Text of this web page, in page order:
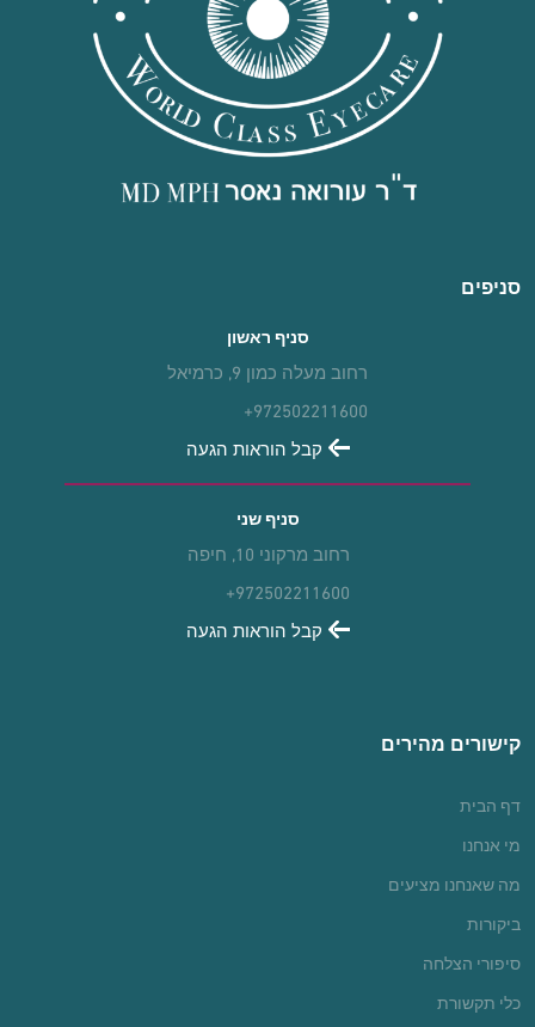
סניפים
סניף ראשון
רחוב מעלה כמון 9, כרמיאל
+972502211600
קבל הוראות הגעה
סניף שני
רחוב מרקוני 10, חיפה
+972502211600
קבל הוראות הגעה
קישורים מהירים
דף הבית
מי אנחנו
מה שאנחנו מציעים
ביקורות
סיפורי הצלחה
כלי תקשורת